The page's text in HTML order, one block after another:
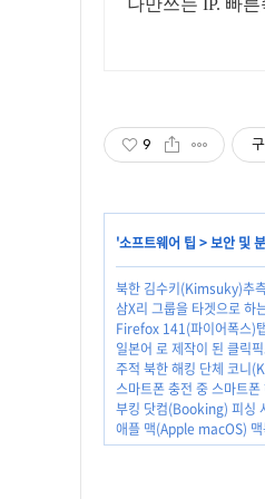
나만쓰는 IP. 빠
9
'소프트웨어 팁 >보안 및
북한 김수키(Kimsuky)추
삼X리 그룹을 타겟으로 하
Firefox 141(파이어폭스)
일본어 로 제작이 된 클
주적 북한 해킹 단체 코니
스마트폰 충전 중 스마트
부킹 닷컴(Booking) 피싱
애플 맥(Apple macOS)